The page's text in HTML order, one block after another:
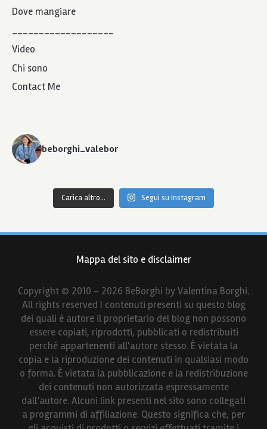
Dove mangiare
___________________
Video
Chi sono
Contact Me
beborghi_valebor
Carica altro... Segui su Instagram
Mappa del sito e disclaimer
Copyright © 2010 - 2026 BeBorghi by Valentina Borghi.
All rights reserved I contenuti presenti su questo blog
dei quali è autore il proprietario del blog non possono
essere copiati, riprodotti, pubblicati o redistribuiti
perché appartenenti all'autore stesso. È vietata la
copia e la riproduzione dei contenuti in qualsiasi modo
o forma. È vietata la pubblicazione e la redistribuzione
dei contenuti non autorizzata espressamente
dall’autore. Alcuni link presenti nel sito sono collegati
a programmi di affiliazione. Questo significa che, per